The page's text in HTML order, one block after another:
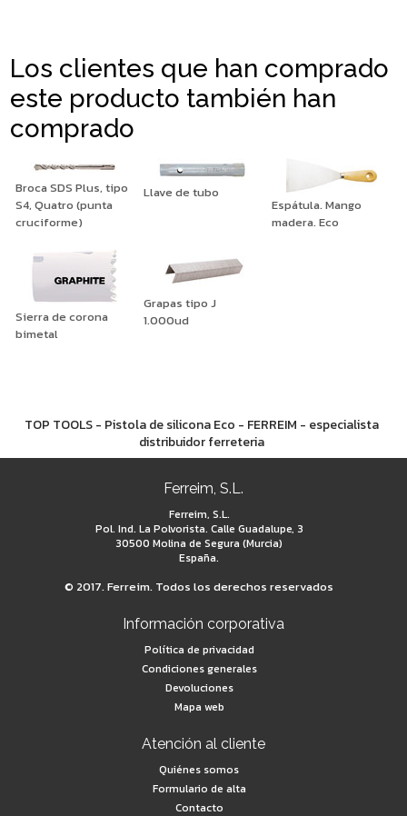
Los clientes que han comprado
este producto también han
comprado
Broca SDS Plus, tipo
S4, Quatro (punta
cruciforme)
Llave de tubo
Espátula. Mango
madera. Eco
Sierra de corona
bimetal
Grapas tipo J
1.000ud
TOP TOOLS - Pistola de silicona Eco - FERREIM - especialista
distribuidor ferreteria
Ferreim, S.L.
Ferreim, S.L.
Pol. Ind. La Polvorista. Calle Guadalupe, 3
30500 Molina de Segura (Murcia)
España.
© 2017. Ferreim. Todos los derechos reservados
Información corporativa
Política de privacidad
Condiciones generales
Devoluciones
Mapa web
Atención al cliente
Quiénes somos
Formulario de alta
Contacto